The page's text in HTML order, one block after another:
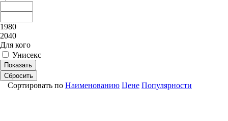
1980
2040
Для кого
Унисекс
Показать
Сбросить
Сортировать по Наименованию Цене Популярности